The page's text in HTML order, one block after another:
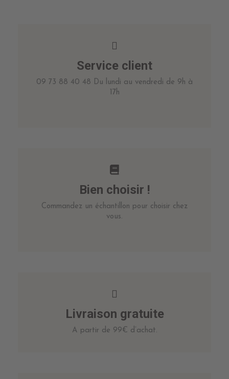
Service client
09 73 88 40 48 Du lundi au vendredi de 9h à
17h
Bien choisir !
Commandez un échantillon pour choisir chez
vous.
Livraison gratuite
A partir de 99€ d’achat.